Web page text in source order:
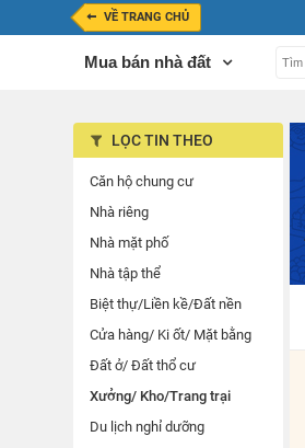
VỀ TRANG CHỦ
Mua bán nhà đất
LỌC TIN THEO
Căn hộ chung cư
Nhà riêng
Nhà mặt phố
Nhà tập thể
Biệt thự/Liền kề/Đất nền
Cửa hàng/ Ki ốt/ Mặt bằng
Đất ở/ Đất thổ cư
Xưởng/ Kho/Trang trại
Du lịch nghỉ dưỡng